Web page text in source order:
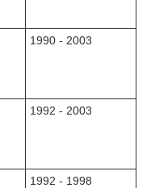
1990 - 2003
1992 - 2003
1992 - 1998